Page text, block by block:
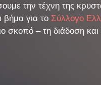
την τέχνη της
βήμα για το Σύλλογο
σκοπό – τη διάδοση